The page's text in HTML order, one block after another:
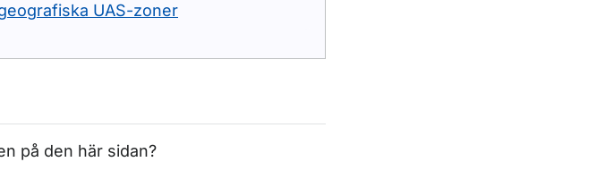
lyktor
UAS-zoner
på den här sidan?